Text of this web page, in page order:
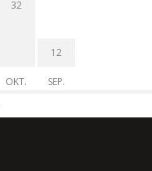
32
OKT.
12
SEP.